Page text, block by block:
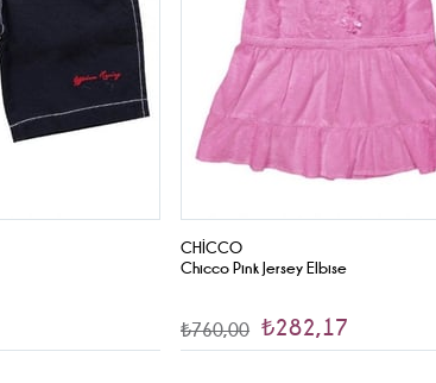
CHICCO
Chicco Pink Jersey Elbise
₺282,17
₺760,00